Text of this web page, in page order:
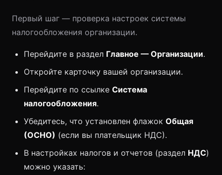
Первый шаг — проверка настроек системы
налогообложения организации.
Перейдите в раздел Главное — Организации.
Откройте карточку вашей организации.
Перейдите по ссылке Система
налогообложения.
Убедитесь, что установлен флажок Общая
(ОСНО) (если вы плательщик НДС).
В настройках налогов и отчетов (раздел НДС)
можно указать: